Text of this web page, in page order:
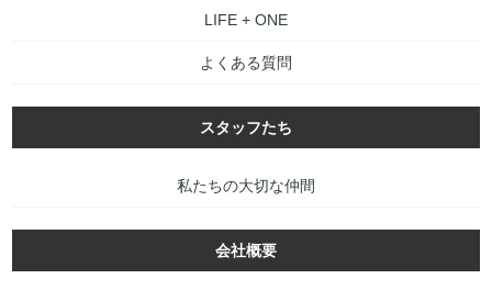
LIFE + ONE
よくある質問
スタッフたち
私たちの大切な仲間
会社概要